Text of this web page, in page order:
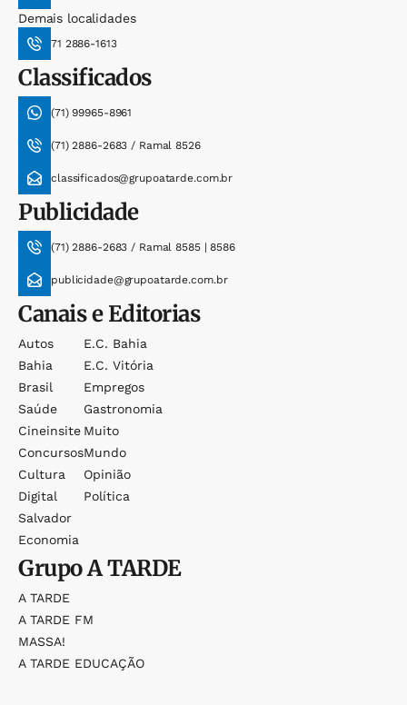
Demais localidades
71 2886-1613
Classificados
(71) 99965-8961
(71) 2886-2683 / Ramal 8526
classificados@grupoatarde.com.br
Publicidade
(71) 2886-2683 / Ramal 8585 | 8586
publicidade@grupoatarde.com.br
Canais e Editorias
Autos
Bahia
Brasil
Saúde
Cineinsite
Concursos
Cultura
Digital
Salvador
Economia
E.c. Bahia
E.c. Vitória
Empregos
Gastronomia
Muito
Mundo
Opinião
Política
GrupoA TARDE
A TARDE
A TARDE FM
MASSA!
A TARDE EDUCAÇÃO